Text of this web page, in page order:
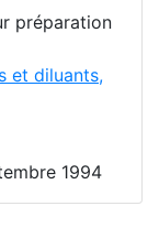
préparation
et diluants,
1994